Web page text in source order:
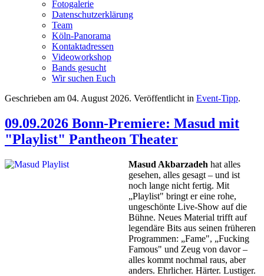
Fotogalerie
Datenschutzerklärung
Team
Köln-Panorama
Kontaktadressen
Videoworkshop
Bands gesucht
Wir suchen Euch
Geschrieben am 04. August 2026. Veröffentlicht in Event-Tipp.
09.09.2026 Bonn-Premiere: Masud mit
"Playlist" Pantheon Theater
Masud Akbarzadeh hat alles
gesehen, alles gesagt – und ist
noch lange nicht fertig. Mit
„Playlist" bringt er eine rohe,
ungeschönte Live-Show auf die
Bühne. Neues Material trifft auf
legendäre Bits aus seinen früheren
Programmen: „Fame", „Fucking
Famous" und Zeug von davor –
alles kommt nochmal raus, aber
anders. Ehrlicher. Härter. Lustiger.